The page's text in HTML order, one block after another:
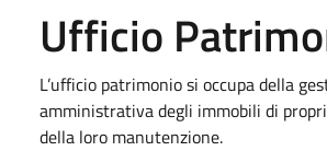
Ufficio
L’ufficio patrimonio si occupa della
amministrativa degli immobili di
della loro manutenzione.